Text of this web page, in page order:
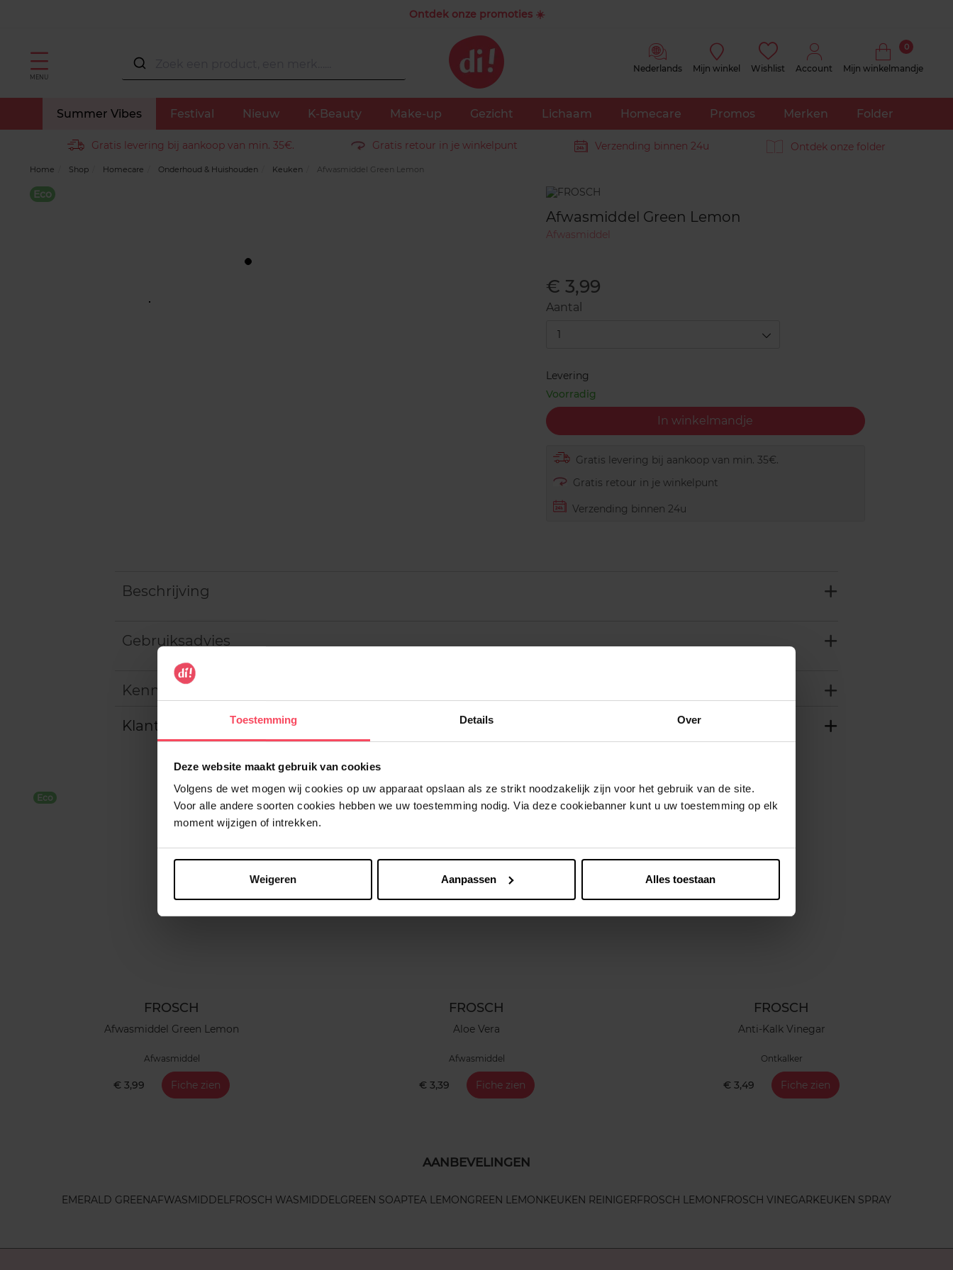
Toestemming Details Over
Deze website maakt gebruik van cookies
Volgens de wet mogen wij cookies op uw apparaat opslaan als ze strikt noodzakelijk zijn voor het gebruik van de site.
Voor alle andere soorten cookies hebben we uw toestemming nodig. Via deze cookiebanner kunt u uw toestemming op elk
moment wijzigen of intrekken.
Weigeren Aanpassen Alles toestaan
Ontdek onze promoties ☀️
MENU
Nederlands Mijn winkel Wishlist Account Mijn winkelmandje
0
Summer Vibes Festival Nieuw K-Beauty Make-up Gezicht Lichaam Homecare Promos Merken Folder
Gratis levering bij aankoop van min. 35€. Gratis retour in je winkelpunt Verzending binnen 24u Ontdek onze folder
Home Shop Homecare Onderhoud & Huishouden Keuken Afwasmiddel Green Lemon
Eco Merk
Afwasmiddel Green Lemon
Afwasmiddel
€ 3,99
Aantal
1
Levering
Voorradig
In winkelmandje
Gratis levering bij aankoop van min. 35€.
Gratis retour in je winkelpunt
Verzending binnen 24u
Beschrijving
Gebruiksadvies
Kenmerken
Klantereview
Eco
FROSCH
Afwasmiddel Green Lemon
Afwasmiddel
€ 3,99 Fiche zien
Eco
FROSCH
Aloe Vera
Afwasmiddel
€ 3,39 Fiche zien
Eco
FROSCH
Anti-Kalk Vinegar
Ontkalker
€ 3,49 Fiche zien
AANBEVELINGEN
EMERALD GREENAFWASMIDDEL FROSCH WASMIDDEL GREEN SOAPTEA LEMONGREEN LEMONKEUKEN REINIGERFROSCH LEMONFROSCH VINEGARKEUKEN SPRAY